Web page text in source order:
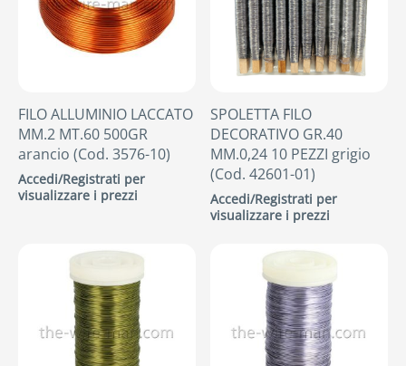
FILO ALLUMINIO LACCATO
MM.2 MT.60 500GR
arancio (Cod. 3576-10)
Accedi/Registrati per
visualizzare i prezzi
SPOLETTA FILO
DECORATIVO GR.40
MM.0,24 10 PEZZI grigio
(Cod. 42601-01)
Accedi/Registrati per
visualizzare i prezzi